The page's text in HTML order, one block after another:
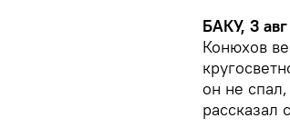
БАКУ, 3
Конюхов
он не